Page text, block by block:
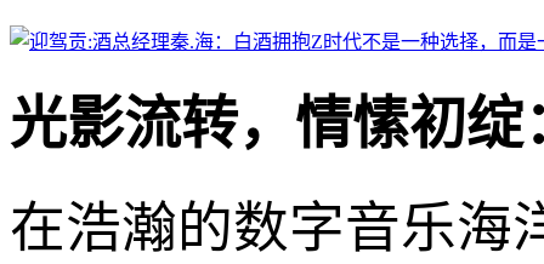
光影流转，情愫初
在浩瀚的数字音乐海